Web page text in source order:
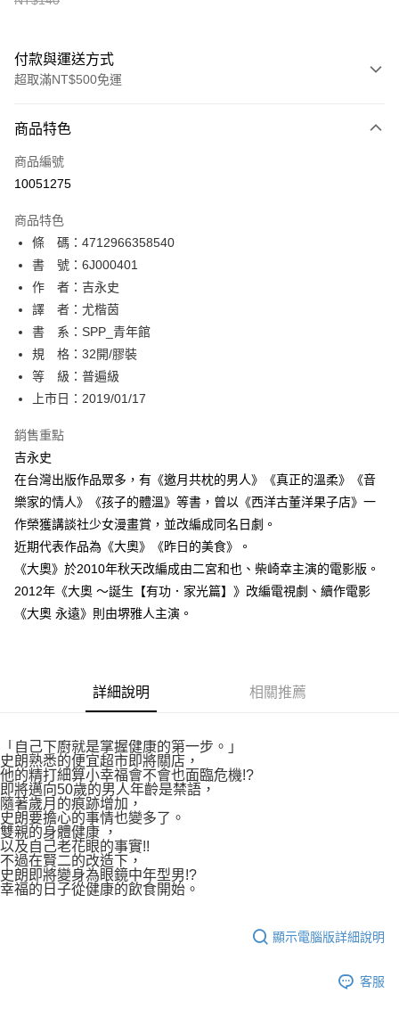
付款與運送方式
超取滿NT$500免運
信用卡一次付款
超商取貨付款
相關說明
【關於「AFTEE先享後付」】
AFTEE先享後付是「在收到商品之後才付款」的支付方式。 讓您購物簡單
便利好安心！
１．簡單：不需註冊會員、不需綁卡、不需儲值。
２．便利：只要手機號碼，簡訊認證，即可結帳。
３．安心：先確認商品／服務後，再付款。
【「AFTEE先享後付」結帳流程】
１．於結帳方式選擇「AFTEE先享後付」後，將跳轉至「AFTEE先享後付」
結帳頁面，進行簡訊認證並確認金額後，即可完成結帳。
２．訂單成立數日內，您將收到繳費通知簡訊。
ATM／網路銀行／等多元方式進行付款，方視為交易完成。
※ 請注意：結帳手續完成當下不需立刻繳費，但若您需要取消訂單，請聯絡
購買商品的店家。未經商家同意取消之訂單仍視為有效，需透過AFTEE先享
後付繳納相關費用。
※ 交易是否成功請以「AFTEE先享後付 」之結帳頁面顯示為準，若有關於
是否繳費成功／繳費後需取消欲退款等相關疑問，請聯繫「AFTEE先享後付
【注意事項】
１．透過由恩沛科技股份有限公司提供之「AFTEE先享後付」服務完成之交
易，需依本服務之必要範圍內提供個人資料，並將交易相關給付款項請求債
權轉讓予恩沛科技股份有限公司。
４．使用「AFTEE先享後付」時，將依據個別帳號之用戶狀況，依本公司即
請求用戶進行身份認證。
５．嚴禁一人註冊多個帳號或使用他人資訊註冊。若發現惡意使用之情形，
恩沛科技股份有限公司將有權停止該用戶之使用額度並採取法律行動。
ATM付款
運送方式
全家取貨付款
每筆NT$80，滿NT$500(含以上)免運費
付款後全家取貨
每筆NT$80，滿NT$500(含以上)免運費
付款後萊爾富取貨
每筆NT$80，滿NT$500(含以上)免運費
7-11取貨付款
每筆NT$80，滿NT$500(含以上)免運費
付款後7-11取貨
每筆NT$100，滿NT$800(含以上)免運費
商品特色
商品編號
10051275
商品特色
條 碼：4712966358540
書 號：6J000401
作 者：吉永史
譯 者：尤楷茵
書 系：SPP_青年館
規 格：32開/膠裝
等 級：普遍級
上市日：2019/01/17
銷售重點
吉永史
在台灣出版作品眾多，有《邀月共枕的男人》《真正的溫柔》《音
樂家的情人》《孩子的體溫》等書，曾以《西洋古董洋果子店》一
作榮獲講談社少女漫畫賞，並改編成同名日劇。
近期代表作品為《大奧》《昨日的美食》。
《大奧》於2010年秋天改編成由二宮和也、柴崎幸主演的電影版。
2012年《大奧 ～誕生【有功．家光篇】》改編電視劇、續作電影
《大奧 永遠》則由堺雅人主演。
詳細說明 相關推薦
「自己下廚就是掌握健康的第一步。」
史朗熟悉的便宜超市即將關店，
他的精打細算小幸福會不會也面臨危機!?
即將邁向50歲的男人年齡是禁語，
隨著歲月的痕跡增加，
史朗要擔心的事情也變多了。
雙親的身體健康 ，
以及自己老花眼的事實!!
不過在賢二的改造下，
史朗即將變身為眼鏡中年型男!?
幸福的日子從健康的飲食開始。
顯示電腦版詳細說明
客服